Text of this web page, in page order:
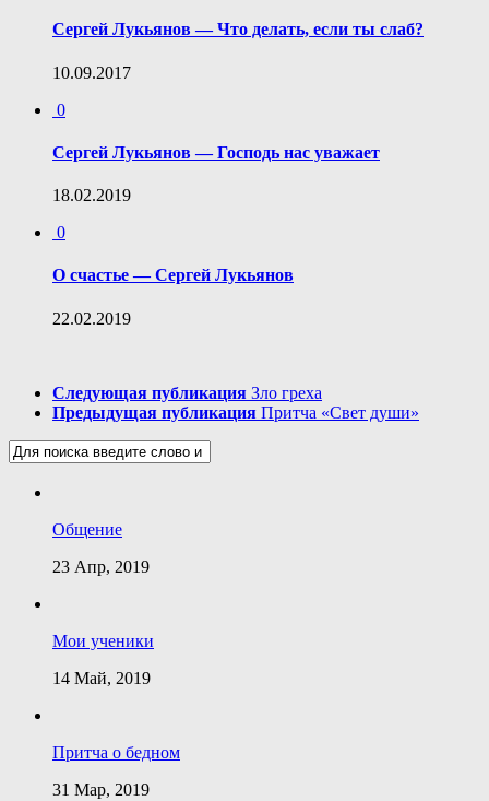
Сергей Лукьянов — Что делать, если ты слаб?
10.09.2017
0
Сергей Лукьянов — Господь нас уважает
18.02.2019
0
О счастье — Сергей Лукьянов
22.02.2019
Следующая публикация Зло греха
Предыдущая публикация Притча «Свет души»
Общение
23 Апр, 2019
Мои ученики
14 Май, 2019
Притча о бедном
31 Мар, 2019